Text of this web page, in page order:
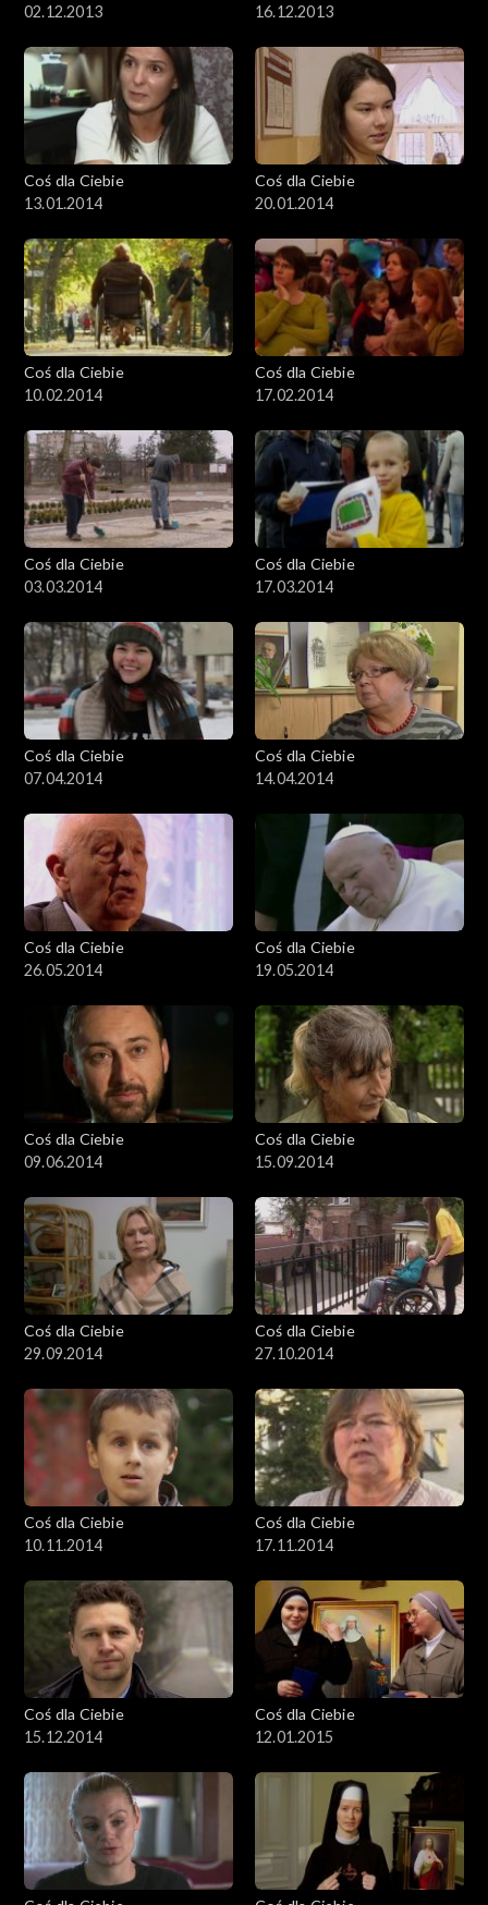
02.12.2013
16.12.2013
Coś dla Ciebie
13.01.2014
Coś dla Ciebie
20.01.2014
Coś dla Ciebie
10.02.2014
Coś dla Ciebie
17.02.2014
Coś dla Ciebie
03.03.2014
Coś dla Ciebie
17.03.2014
Coś dla Ciebie
07.04.2014
Coś dla Ciebie
14.04.2014
Coś dla Ciebie
26.05.2014
Coś dla Ciebie
19.05.2014
Coś dla Ciebie
09.06.2014
Coś dla Ciebie
15.09.2014
Coś dla Ciebie
29.09.2014
Coś dla Ciebie
27.10.2014
Coś dla Ciebie
10.11.2014
Coś dla Ciebie
17.11.2014
Coś dla Ciebie
15.12.2014
Coś dla Ciebie
12.01.2015